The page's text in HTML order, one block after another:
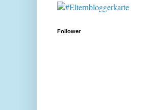
Follower